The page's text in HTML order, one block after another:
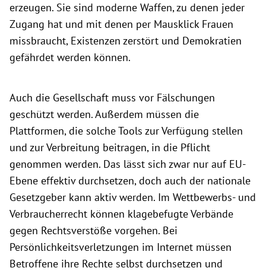
erzeugen. Sie sind moderne Waffen, zu denen jeder
Zugang hat und mit denen per Mausklick Frauen
missbraucht, Existenzen zerstört und Demokratien
gefährdet werden können.
Auch die Gesellschaft muss vor Fälschungen
geschützt werden. Außerdem müssen die
Plattformen, die solche Tools zur Verfügung stellen
und zur Verbreitung beitragen, in die Pflicht
genommen werden. Das lässt sich zwar nur auf EU-
Ebene effektiv durchsetzen, doch auch der nationale
Gesetzgeber kann aktiv werden. Im Wettbewerbs- und
Verbraucherrecht können klagebefugte Verbände
gegen Rechtsverstöße vorgehen. Bei
Persönlichkeitsverletzungen im Internet müssen
Betroffene ihre Rechte selbst durchsetzen und